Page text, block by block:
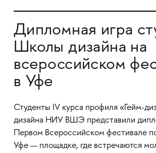
Дипломная игра
Школы дизайна на
всероссийском
в Уфе
Студенты IV курса профиля «Гейм-
дизайна НИУ ВШЭ представили
Первом Всероссийском фестивале
Уфе — площадке, где встречаются